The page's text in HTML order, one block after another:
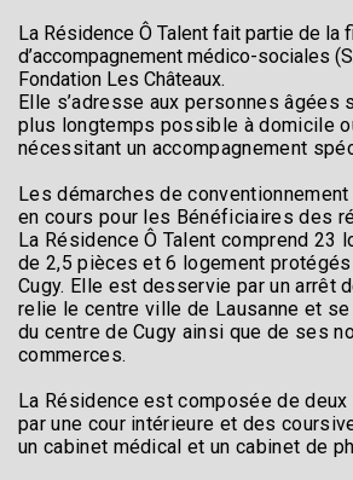
La Résidence Ô Talent fait partie de la
d’accompagnement médico-sociales
Fondation Les Châteaux.
Elle s’adresse aux personnes âgées
plus longtemps possible à domicile
nécessitant un accompagnement
Les démarches de
en cours pour les Bénéficiaires des
La Résidence Ô Talent comprend 23
de 2,5 pièces et 6 logement
Cugy. Elle est desservie par un arrêt
relie le centre ville de Lausanne et
du centre de Cugy ainsi que de ses
commerces.
La Résidence est composée de
par une cour intérieure et des
un cabinet médical et un cabinet de